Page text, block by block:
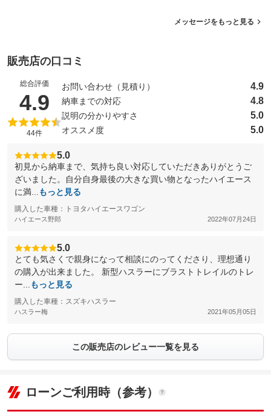
メッセージをもっと見る
販売店の口コミ
総合評価
4.9 （5点満点中）
44件
お問い合わせ（見積り） 4.9
納車までの対応 4.8
説明の分かりやすさ 5.0
オススメ度 5.0
5.0
初見から納車まで、気持ち良い対応していただきありがとうご
ざいました。自分自身最後の大きな買い物となったハイエース
に満...
もっと見る
購入した車種：トヨタハイエースワゴン
ハイエース野郎 2022年07月24日
5.0
とても気さくで親身になって相談にのってくださり、理想通り
の購入が出来ました。 新型ハスラーにブラストトレイルのトレ
ー...
もっと見る
購入した車種：スズキハスラー
ハスラー梅 2021年05月05日
この販売店のレビュー一覧を見る
ローンご利用時（参考）